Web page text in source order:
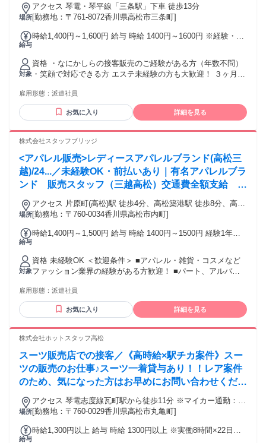
場所
アクセス 琴電・琴平線「三条駅」下車 徒歩13分
[勤務地：〒761-8072香川県高松市三条町]
給与
時給1,400円～1,600円 給与 時給 1400円～1600円 ※経験・ス
れます（※上限、条件あり） 交通費：交通費支給
対象
資格 ・なにかしらの接客販売のご経験がある方（年数不問）
・笑顔で対応できる方 エステ未経験の方も大歓迎！ ３ヶ月以
雇用形態： 派遣社員
お気に入り 詳細を見る
株式会社スタッフブリッジ
<アパレル販売>レディースアパレルブランド(高松三
越)/24...／未経験OK・前払いあり｜有名アパレルブラ
ンド 販売スタッフ（三越高松）交通費全額支給 ス
ニーカーOK
場所
アクセス 片原町(高松)駅 徒歩4分、高松築港駅 徒歩8分、高松
駅 徒歩12分
[勤務地：〒760-0034香川県高松市内町]
給与
時給1,400円～1,500円 給与 時給 1400円～1500円 経験1年以
就業1年後には必ず1500円に昇給します！ 【キャリア手当10
万円】 エントリーした職種の経験が2年以上・フルタイム勤務
可能な方は、全員がキャリア手当の対象となります。 なんと
《10万円》を1ヶ月勤務後の給与にて一括支給するスタブリだ
にかかった交通費は全額別途支給いたします。
対象
資格 未経験OK ＜歓迎条件＞ ■アパレル・雑貨・コスメなど
ファッション業界の経験がある方歓迎！ ■パート、アルバイ
など、他業種からの転職も大歓迎です。 【将来的には正社員
も目指せる！】 スタッフブリッジでは、未経験から販売スタ
ッフにチャレンジし、正社員を目指すこともできます！ さら
で、アパレル・ファッション・コスメ業界に初めて挑戦する
雇用形態： 派遣社員
お気に入り 詳細を見る
株式会社ホットスタッフ高松
スーツ販売店での接客／《高時給×駅チカ案件》スー
ツの販売のお仕事♪スーツ一着貸与あり！！レア案件
のため、気になった方はお早めにお問い合わせくださ
い(*´ω｀*)
場所
アクセス 琴電志度線瓦町駅から徒歩11分 ※マイカー通勤：不
可、お車通勤の場合はパーキングにお停めください（実費負
[勤務地：〒760-0029香川県高松市丸亀町]
給与
時給1,300円以上 給与 時給 1300円以上 ※実働8時間×22日出